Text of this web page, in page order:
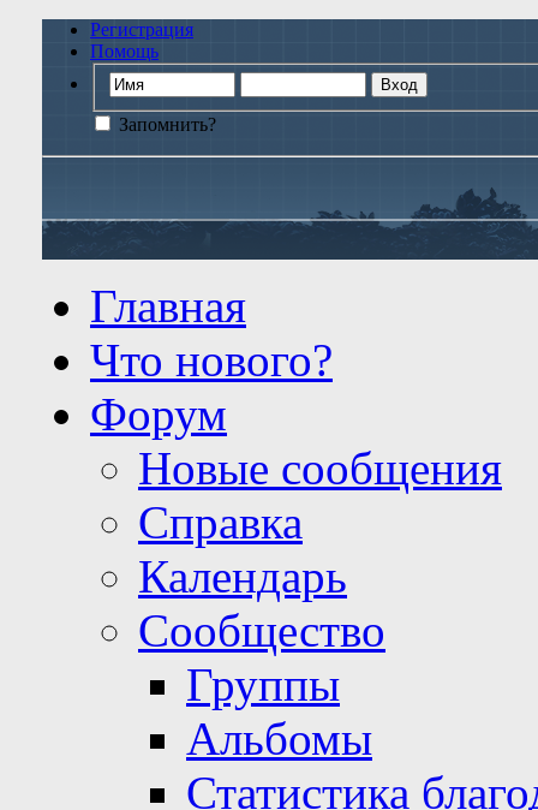
Регистрация
Помощь
Запомнить?
Главная
Что нового?
Форум
Новые сообщения
Справка
Календарь
Сообщество
Группы
Альбомы
Статистика